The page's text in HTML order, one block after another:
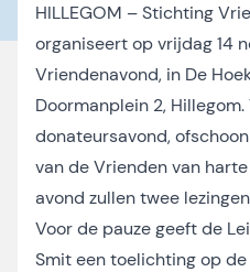
HILLEGOM – Stichting
organiseert op vrijdag 14
Vriendenavond, in De
Doormanplein 2,
donateursavond,
van de Vrienden van
avond zullen twee
Voor de pauze geeft de
Smit een toelichting op